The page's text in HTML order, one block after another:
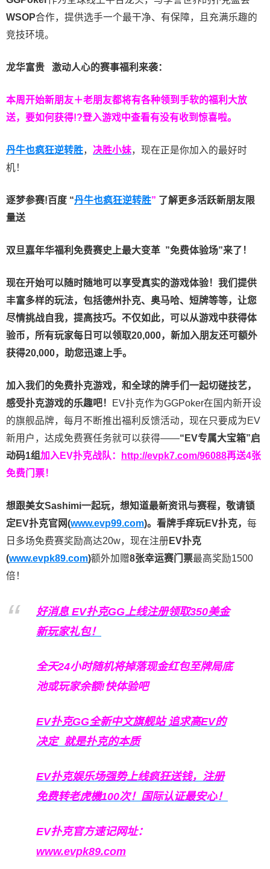
WSOP合作，提供选手一个最干净、有保障，且充满乐趣的
竞技环境。
龙华富贵 激动人心的赛事福利来袭：
本周开始新朋友＋老朋友都将有各种领到手软的福利大放
送，要如何获得!?登入游戏中查看有没有收到惊喜啦。
丹牛也疯狂逆转胜， 决胜小妹，现在正是你加入的最好时
机！
逐梦参赛!百度 “丹牛也疯狂逆转胜” 了解更多活跃新朋友限
量送
双旦嘉年华福利 免费赛史上最大变革 ”免费体验场”来了！
现在开始可以随时随地可以享受真实的游戏体验！我们提供
丰富多样的玩法，包括德州扑克、奥马哈、短牌等等，让您
尽情挑战自我，提高技巧。不仅如此， 可以从游戏中获得体
验币，所有玩家每日可以领取20,000，新加入朋友还可额外
获得20,000，助您迅速上手。
加入我们的免费扑克游戏，和全球的牌手们一起切磋技艺，
感受扑克游戏的乐趣吧！
EV扑克作为GGPoker在国内新开设
的旗舰品牌，每月不断推出福利反馈活动，现在只要成为EV
新用户，达成免费赛任务就可以获得——“EV专属大宝箱”启
动码1组加入EV扑克战队： http://evpk7.com/96088再送4张
免费门票！
想跟美女Sashimi一起玩， 想知道最新资讯与赛程， 敬请锁
定EV扑克官网(www.evp99.com)。 看牌手痒玩EV扑克， 每
日多场免费赛奖励高达20w，现在注册 EV扑克
(www.evpk89.com)额外加赠8张幸运赛门票最高奖励1500
倍！
好消息 EV扑克GG上线注册领取350美金
新玩家礼包！
全天24小时随机将掉落现金红包至牌局底
池或玩家余额!快体验吧
EV扑克GG全新中文旗舰站追求高EV的
决定 就是扑克的本质
EV扑克娱乐场强势上线疯狂送钱，注册
免费转老虎機100次！国际认证最安心！
EV扑克官方速记网址：
www.evpk89.com